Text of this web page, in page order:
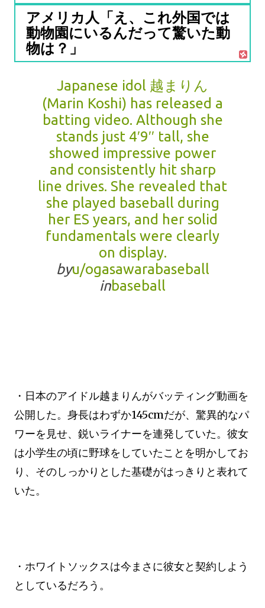
アメリカ人「え、これ外国では
動物園にいるんだって驚いた動
物は？」
Japanese idol 越まりん
(Marin Koshi) has released a
batting video. Although she
stands just 4′9′′ tall, she
showed impressive power
and consistently hit sharp
line drives. She revealed that
she played baseball during
her ES years, and her solid
fundamentals were clearly
on display.
byu/ogasawarabaseball
inbaseball
・日本のアイドル越まりんがバッティング動画を
公開した。身長はわずか145cmだが、驚異的なパ
ワーを見せ、鋭いライナーを連発していた。彼女
は小学生の頃に野球をしていたことを明かしてお
り、そのしっかりとした基礎がはっきりと表れて
いた。
・ホワイトソックスは今まさに彼女と契約しよう
としているだろう。